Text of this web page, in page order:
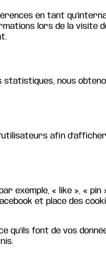
en tant
lors de la visite
nous
afin
exemple, « like », «
et place des
qu’ils font de vos